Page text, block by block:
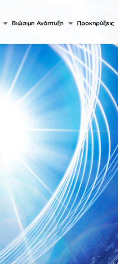
Βιώσιμη Ανάπτυξη Προκηρύξεις